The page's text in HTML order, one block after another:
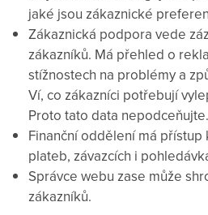
jaké jsou zákaznické
Zákaznická podpora vede
zákazníků. Má přehled o
stížnostech na problémy a
Ví, co zákazníci potřebují
Proto tato data nepodceňujte.
Finanční oddělení má přístup
plateb, závazcích i
Správce webu zase může
zákazníků.